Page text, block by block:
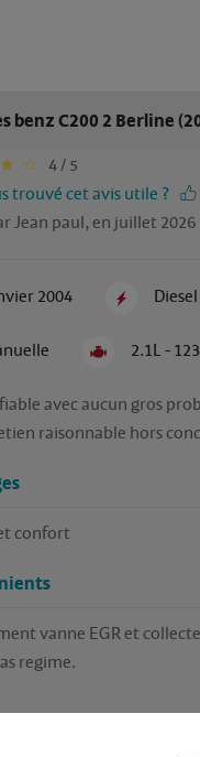
benz C200 2 Berline
4 / 5
trouvé cet avis utile ?
Jean paul, en juillet 2026
2004 Diesel
2.1L -
avec aucun gros
raisonnable hors
confort
vanne EGR et
regime.